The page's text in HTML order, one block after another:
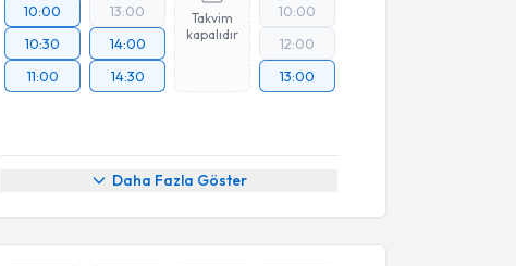
10:00
10:30
11:00
13:00
14:00
14:30
Takvim
kapalıdır
10:00
12:00
13:00
Daha Fazla Göster